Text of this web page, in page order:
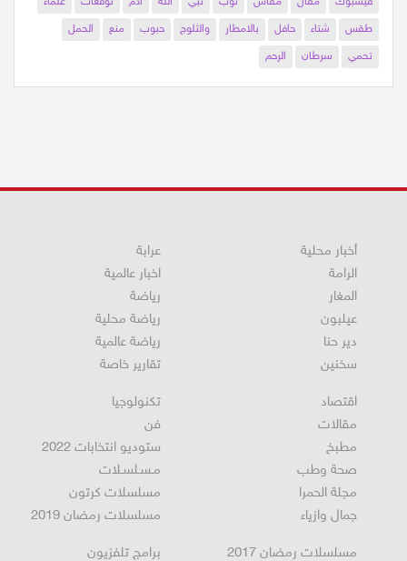
طقس
شتاء حافل بالامطار والثلوج حبوب منع
الحمل
تحمي
سرطان الرحم
أخبار محلية
الرامة
المغار
عيلبون
دير حنا
سخنين
عرابة
اخبار عالمية
رياضة
رياضة محلية
رياضة عالمية
تقارير خاصة
اقتصاد
مقالات
مطبخ
صحة وطب
مجلة الحمرا
جمال وازياء
تكنولوجيا
فن
ستوديو انتخابات 2022
مـسـلسـلات
مسلسلات كرتون
مسلسلات رمضان 2019
مسلسلات رمضان 2017 برامج تلفزيون